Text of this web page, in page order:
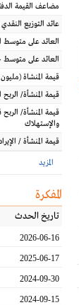
مضاعف القيمة
عائد التوزيع النقدي
العائد على متوسط
العائد على متوسط
قيمة المنشاة(مليون
قيمة المنشأة/
قيمة المنشأة/
والإستهلاك
قيمة المنشأة /
المزيد
المفكرة
تاريخ الحدث
2026-06-16
2025-06-17
2024-09-30
2024-09-15